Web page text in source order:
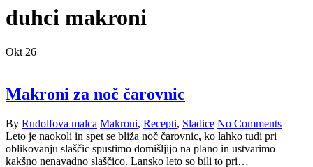
duhci makroni
Okt 26
Makroni za noč čarovnic
By Rudolfova malca Makroni, Recepti, Sladice No Comments
Leto je naokoli in spet se bliža noč čarovnic, ko lahko tudi pri
oblikovanju slaščic spustimo domišljijo na plano in ustvarimo
kakšno nenavadno slaščico. Lansko leto so bili to pri…